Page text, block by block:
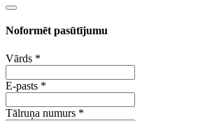
Noformēt pasūtījumu
Vārds *
E-pasts *
Tālruņa numurs *